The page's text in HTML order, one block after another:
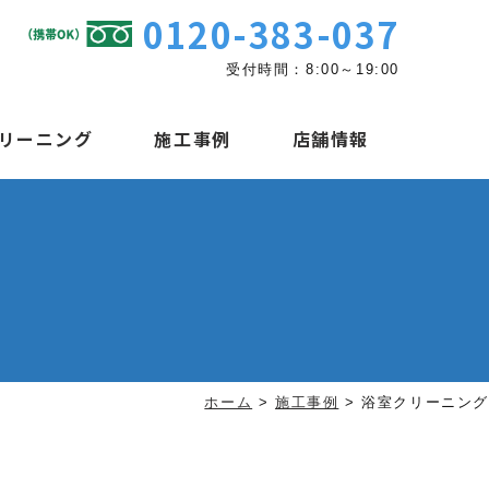
0120-383-037
受付時間：8:00～19:00
ーニング 施工事例 店舗情報
ホーム > 施工事例 >浴室クリーニング